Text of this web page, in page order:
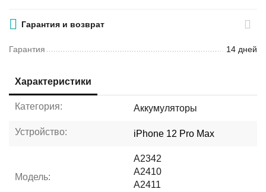
Гарантия и возврат
Гарантия 14 дней
Характеристики
Категория: Аккумуляторы
Устройство: iPhone 12 Pro Max
Модель:
A2342
A2410
A2411